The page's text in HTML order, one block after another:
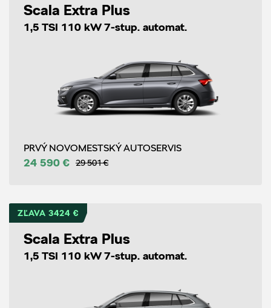
Scala Extra Plus
1,5 TSI 110 kW 7-stup. automat.
PRVÝ NOVOMESTSKÝ AUTOSERVIS
24 590 € 29 501 €
ZĽAVA 3424 €
Scala Extra Plus
1,5 TSI 110 kW 7-stup. automat.